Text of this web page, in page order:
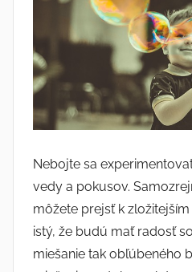
Nebojte sa
vedy a pokusov.
môžete prejsť k
istý, že budú mať radosť
miešanie tak obľúbeného